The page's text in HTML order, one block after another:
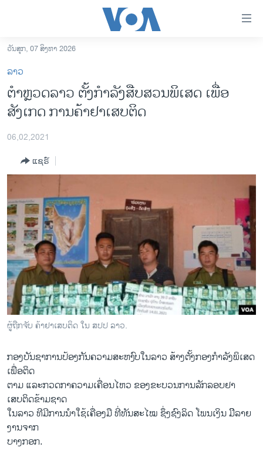
ເຂົ້າ
ຫາ
ຂ້າມ
ຂ້າມ
ຫາ
ລາວ
ອາເມຣິກາ
ຂ່າວ​ຈີນ
ໂລກ
ເອເຊຍ
ອິດສະຫຼະພາບດ້ານການຂ່າວ
ຊີວິດຊາວລາວ
ຊຸມຊົນຊາວລາວ
ວິທະຍາສາດ-ເທັກໂນໂລຈີ
ທຸລະກິດ
ພາສາອັງກິດ
ວີດີໂອ
ສຽງ
ລາຍງານ
ຕິດຕາມພວກເຮົາ ທີ່
ພາສາຕ່າງໆ
ວັນສຸກ, 07 ສິງຫາ 2026
ລາວ
ຕໍາຫຼວດລາວ ຕັ້ງກຳລັງສືບສວນພິເສດ ເພື່ອ
ສັງເກດ ການຄ້າຢາເສບຕິດ
06,02,2021
ແຊຣ໌
ຜູ້ຖືກຈັບ ຄ້າຢາເສບຕິດ ໃນ ສປປ ລາວ.
ກອງບັນຊາການປ້ອງກັນຄວາມສະຫງົບໃນລາວ ສ້າງຕັ້ງກອງກຳລັງພິເສດ
ເພື່ອຕິດ
ຕາມ ແລະກວດກາຄວາມເຄື່ອນໄຫວ ຂອງຂະບວນການລັກລອບຢາ
ເສບຕິດຂ້າມຊາດ
ໃນລາວ ທີມີການນໍາໃຊ້ເຄື່ອງມື ທີ່ທັນສະໄໝ ຊຶ່ງຊົງລິດ ໂພນເງິນ ມີິລາຍ
ງານຈາກ
ບາງກອກ.